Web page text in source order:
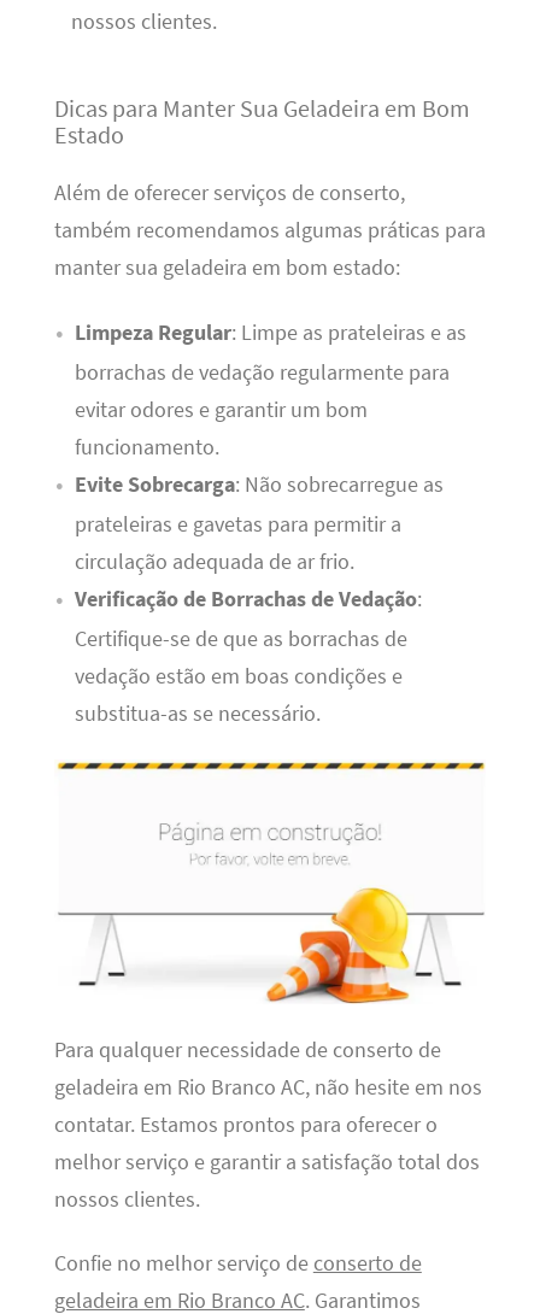
nossos clientes.
Dicas para Manter Sua Geladeira em Bom
Estado
Além de oferecer serviços de conserto,
também recomendamos algumas práticas para
manter sua geladeira em bom estado:
Limpeza Regular: Limpe as prateleiras e as
borrachas de vedação regularmente para
evitar odores e garantir um bom
funcionamento.
Evite Sobrecarga: Não sobrecarregue as
prateleiras e gavetas para permitir a
circulação adequada de ar frio.
Verificação de Borrachas de Vedação:
Certifique-se de que as borrachas de
vedação estão em boas condições e
substitua-as se necessário.
Para qualquer necessidade de conserto de
geladeira em Rio Branco AC, não hesite em nos
contatar. Estamos prontos para oferecer o
melhor serviço e garantir a satisfação total dos
nossos clientes.
Confie no melhor serviço de conserto de
geladeira em Rio Branco AC. Garantimos